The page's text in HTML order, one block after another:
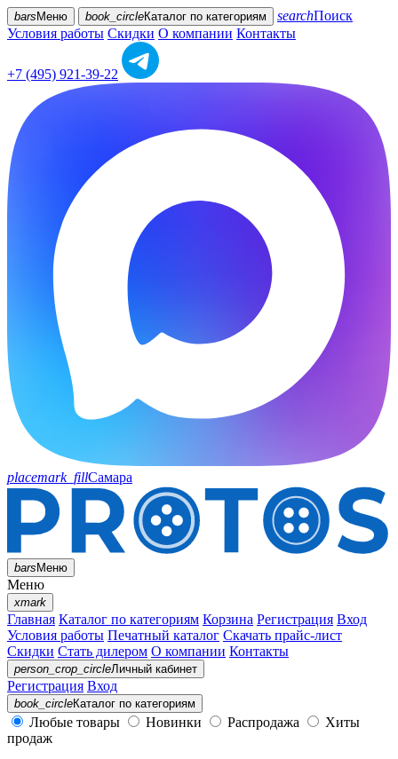
bars Меню book_circleКаталог по категориям searchПоиск
Условия работы Скидки О компании Контакты
+7 (495) 921-39-22
placemark_fillСамара
barsМеню
Меню
xmark
Главная Каталог по категориям Корзина Регистрация Вход
Условия работы Печатный каталог Скачать прайс-лист
Скидки Стать дилером О компании Контакты
person_crop_circleЛичный кабинет
Регистрация Вход
book_circleКаталог по категориям
Любые товары Новинки Распродажа
Хиты
продаж